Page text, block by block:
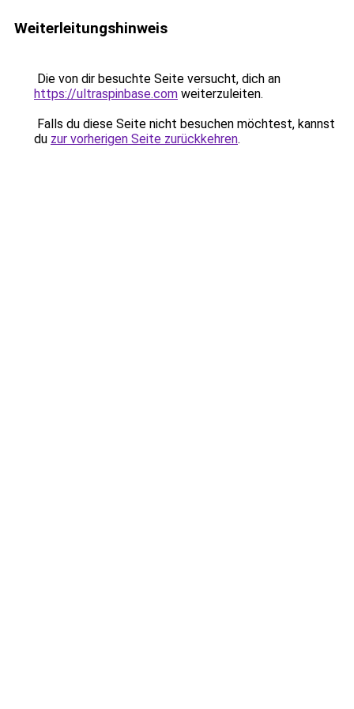
Weiterleitungshinweis
Die von dir besuchte Seite versucht, dich an
https://ultraspinbase.com weiterzuleiten.
Falls du diese Seite nicht besuchen möchtest, kannst
du zur vorherigen Seite zurückkehren.